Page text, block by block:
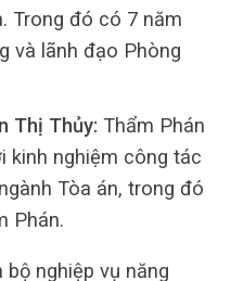
Trong đó có 7 năm
và lãnh đạo Phòng
Thị Thủy: Thẩm Phán
kinh nghiệm công tác
Tòa án, trong đó
Phán.
nghiệp vụ năng